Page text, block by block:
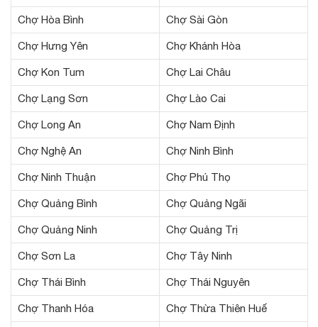
Chợ Hòa Bình Chợ Sài Gòn
Chợ Hưng Yên Chợ Khánh Hòa
Chợ Kon Tum Chợ Lai Châu
Chợ Lạng Sơn Chợ Lào Cai
Chợ Long An Chợ Nam Định
Chợ Nghệ An Chợ Ninh Bình
Chợ Ninh Thuận Chợ Phú Thọ
Chợ Quảng Bình Chợ Quảng Ngãi
Chợ Quảng Ninh Chợ Quảng Trị
Chợ Sơn La Chợ Tây Ninh
Chợ Thái Bình Chợ Thái Nguyên
Chợ Thanh Hóa Chợ Thừa Thiên Huế